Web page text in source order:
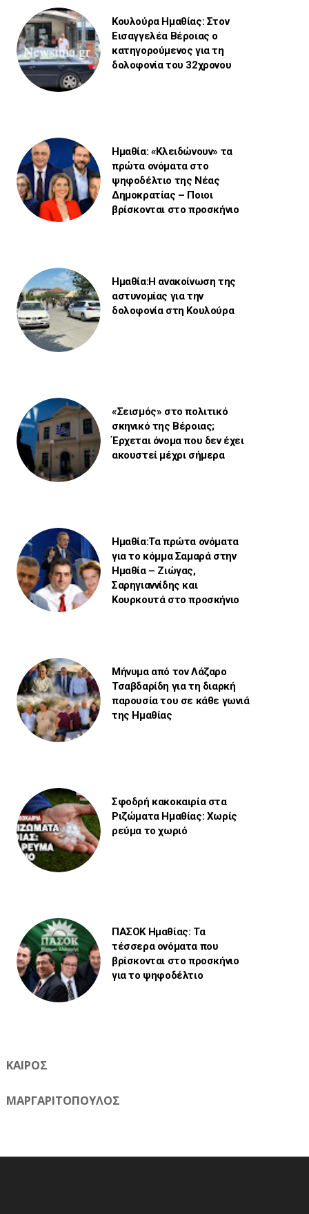
Κουλούρα Ημαθίας: Στον
Εισαγγελέα Βέροιας ο
κατηγορούμενος για τη
δολοφονία του 32χρονου
Ημαθία: «Κλειδώνουν» τα
πρώτα ονόματα στο
ψηφοδέλτιο της Νέας
Δημοκρατίας – Ποιοι
βρίσκονται στο προσκήνιο
Ημαθία:Η ανακοίνωση της
αστυνομίας για την
δολοφονία στη Κουλούρα
«Σεισμός» στο πολιτικό
σκηνικό της Βέροιας;
Έρχεται όνομα που δεν έχει
ακουστεί μέχρι σήμερα
Ημαθία:Τα πρώτα ονόματα
για το κόμμα Σαμαρά στην
Ημαθία – Ζιώγας,
Σαρηγιαννίδης και
Κουρκουτά στο προσκήνιο
Μήνυμα από τον Λάζαρο
Τσαβδαρίδη για τη διαρκή
παρουσία του σε κάθε γωνιά
της Ημαθίας
Σφοδρή κακοκαιρία στα
Ριζώματα Ημαθίας: Χωρίς
ρεύμα το χωριό
ΠΑΣΟΚ Ημαθίας: Τα
τέσσερα ονόματα που
βρίσκονται στο προσκήνιο
για το ψηφοδέλτιο
ΚΑΙΡΟΣ
ΜΑΡΓΑΡΙΤΟΠΟΥΛΟΣ